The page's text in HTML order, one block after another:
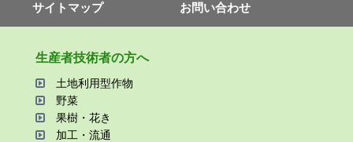
サイトマップ
お問い合わせ
⽣産者技術者の⽅へ
⼟地利⽤型作物
野菜
果樹・花き
加⼯・流通